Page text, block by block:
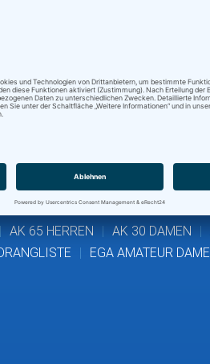
(2. QUALI)
GVSH POKAL AK12 DM
YOUTH OPEN
AK 65 HERREN AK 30 DAMEN
EGA AMATEUR